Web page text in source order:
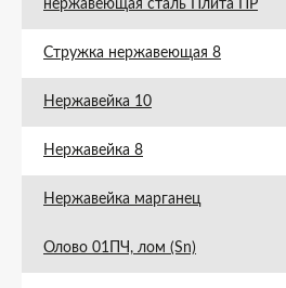
нержавеющая сталь Плита ПР
Стружка нержавеющая 8
Нержавейка 10
Нержавейка 8
Нержавейка марганец
Олово 01ПЧ, лом (Sn)